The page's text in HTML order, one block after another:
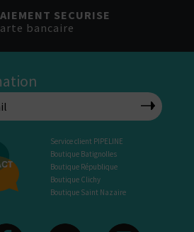
SECURISE
bancaire
Service client PIPELINE
Boutique Batignolles
Boutique République
Boutique Clichy
Boutique Saint Nazaire